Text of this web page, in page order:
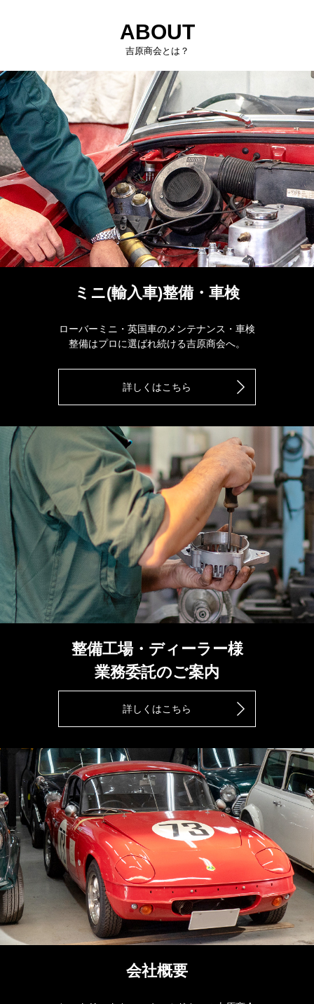
ABOUT
吉原商会とは？
ミニ(輸入車)整備・車検
ローバーミニ・英国車のメンテナンス・車検
整備はプロに選ばれ続ける吉原商会へ。
詳しくはこちら
整備工場・ディーラー様
業務委託のご案内
詳しくはこちら
会社概要